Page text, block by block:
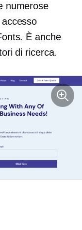
numerose
È anche
di ricerca.